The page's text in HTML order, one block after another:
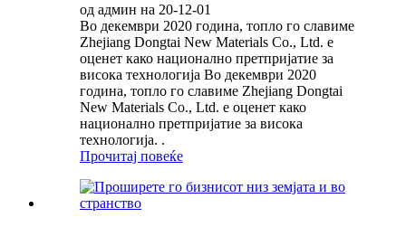
од админ на 20-12-01
Во декември 2020 година, топло го славиме
Zhejiang Dongtai New Materials Co., Ltd. е
оценет како национално претпријатие за
висока технологија Во декември 2020
година, топло го славиме Zhejiang Dongtai
New Materials Co., Ltd. е оценет како
национално претпријатие за висока
технологија. .
Прочитај повеќе